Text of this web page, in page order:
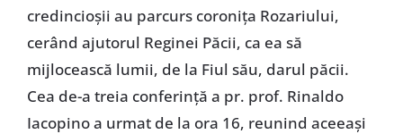
credincioșii au parcurs coronița Rozariului,
cerând ajutorul Reginei Păcii, ca ea să
mijlocească lumii, de la Fiul său, darul păcii.
Cea de-a treia conferință a pr. prof. Rinaldo
Iacopino a urmat de la ora 16, reunind aceeași